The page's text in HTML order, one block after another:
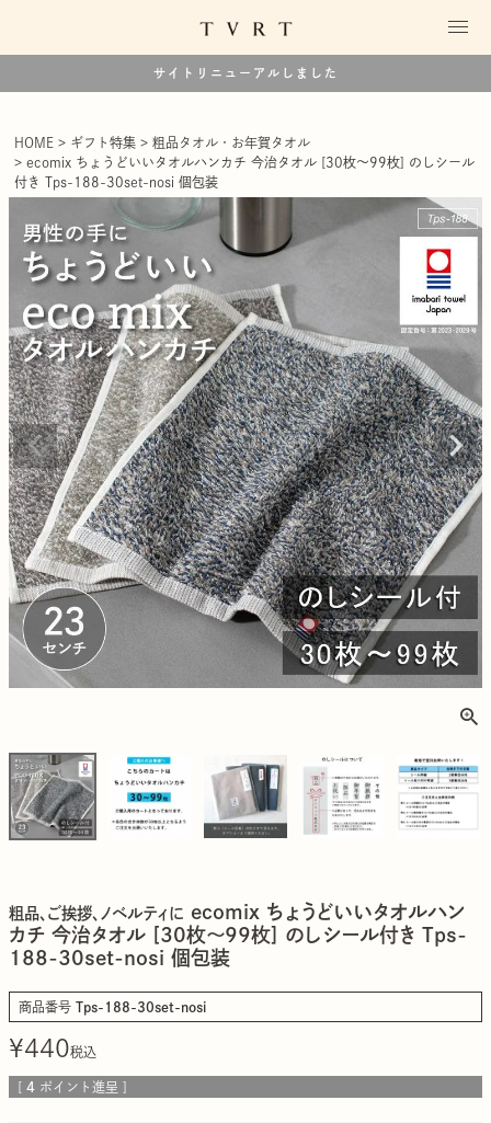
サイトリニューアルしました
HOME ギフト特集
粗品タオル・お年賀タオル
ecomix ちょうどいいタオルハンカチ 今治タオル [30枚～99枚] のしシール
付き Tps-188-30set-nosi 個包装
粗品、ご挨拶、ノベルティに ecomix ちょうどいいタオルハン
カチ 今治タオル [30枚～99枚] のしシール付き Tps-
188-30set-nosi 個包装
商品番号 Tps-188-30set-nosi
¥440税込
[ 4 ポイント進呈 ]